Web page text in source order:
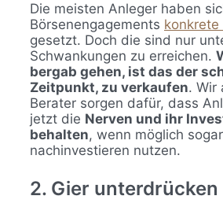
Die meisten Anleger haben
Börsenengagements konkrete
gesetzt. Doch die sind nur
Schwankungen zu erreichen.
bergab gehen, ist das der
Zeitpunkt, zu verkaufen. Wir
Berater sorgen dafür, dass
jetzt die Nerven und ihr
behalten, wenn möglich
nachinvestieren nutzen.
2. Gier unterdrücken